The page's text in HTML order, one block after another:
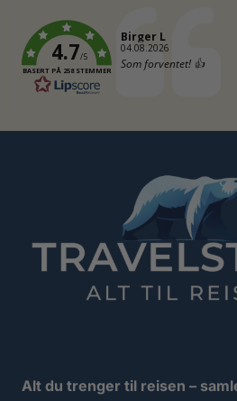
4.7/5
BASERT PÅ 258 STEMMER
Forfatter:
Birger L
Dato:
04.08.2026
Tekst:
Som forventet! 👍
Alt du trenger til reisen –